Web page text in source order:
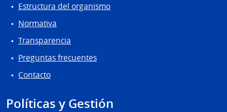
Estructura del organismo
Normativa
Transparencia
Preguntas frecuentes
Contacto
Políticas y Gestión